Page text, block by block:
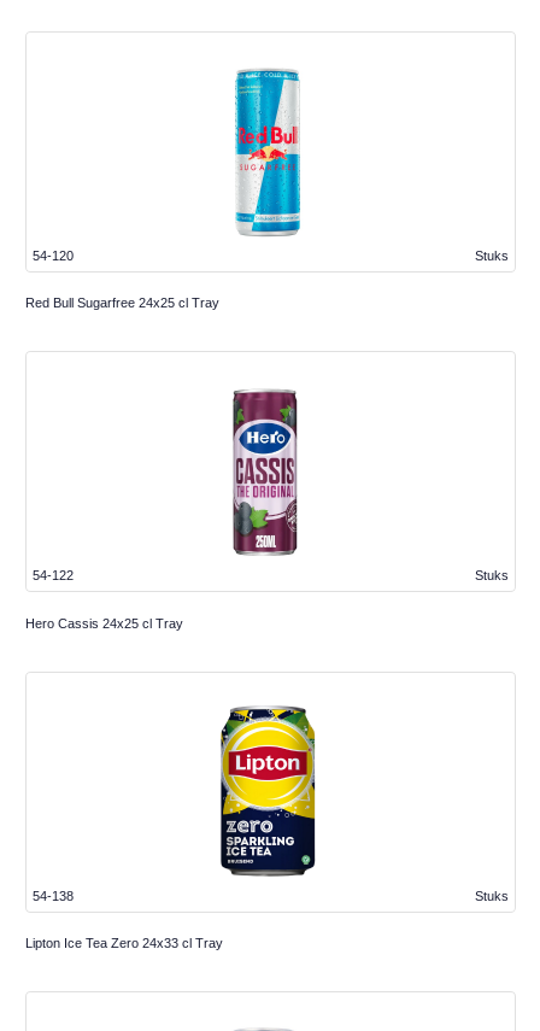
Stuks
54-120
Red Bull Sugarfree 24x25 cl Tray
Stuks
54-122
Hero Cassis 24x25 cl Tray
Stuks
54-138
Lipton Ice Tea Zero 24x33 cl Tray